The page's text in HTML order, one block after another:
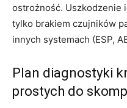
ostrożność. Uszkodzenie
tylko brakiem czujników
innych systemach (ESP,
Plan diagnostyki
prostych do